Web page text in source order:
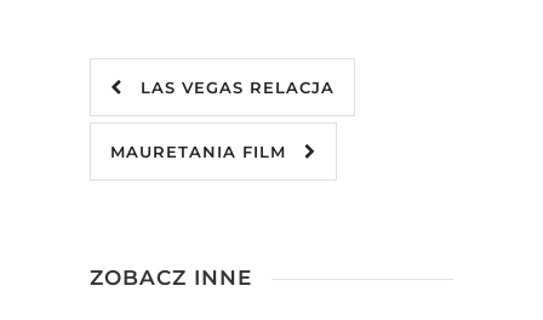
LAS VEGAS RELACJA
MAURETANIA FILM
ZOBACZ INNE